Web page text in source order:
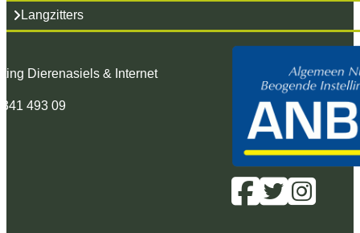
Langzitters
Dierenasiels & Internet
493 09